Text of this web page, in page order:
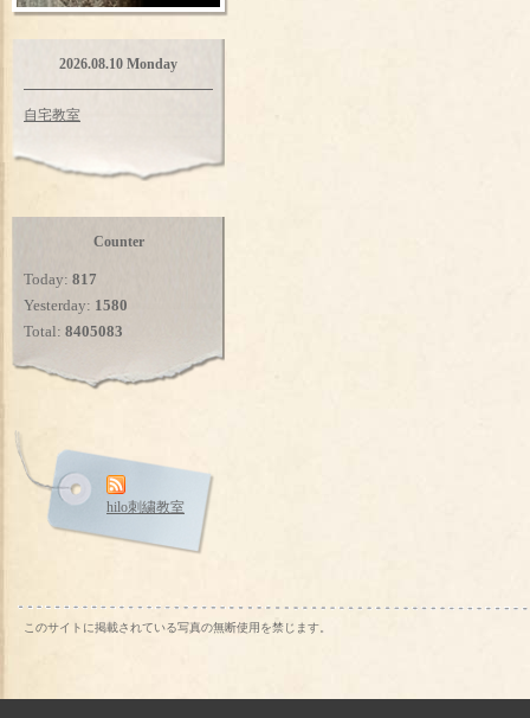
2026.08.10 Monday
自宅教室
Counter
Today: 817
Yesterday: 1580
Total: 8405083
hilo刺繍教室
このサイトに掲載されている写真の無断使用を禁じます。